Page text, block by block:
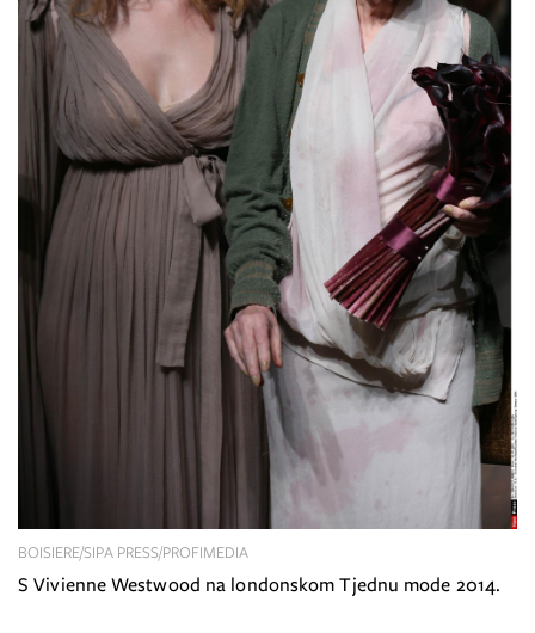
S Vivienne Westwood na londonskom Tjednu mode 2014.
BOISIERE/SIPA PRESS/PROFIMEDIA